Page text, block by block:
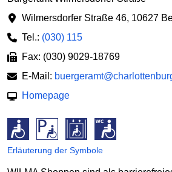
Wilmersdorfer Straße 46, 10627
Tel.: (030) 115
Fax: (030) 9029-18769
E-Mail:
Homepage
Erläuterung der Symbole